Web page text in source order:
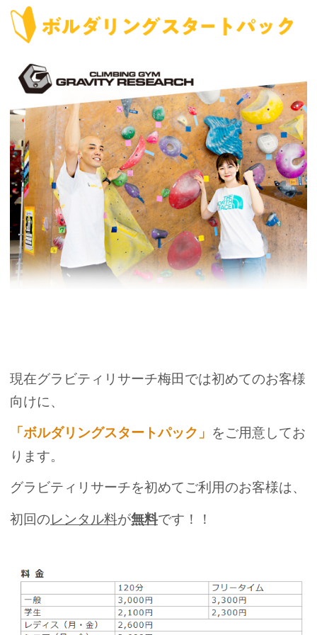
現在グラビティリサーチ梅田では初めてのお客様
向けに、
「ボルダリングスタートパック」 をご用意してお
ります。
グラビティリサーチを初めてご利用のお客様は、
初回のレンタル料が無料です！！